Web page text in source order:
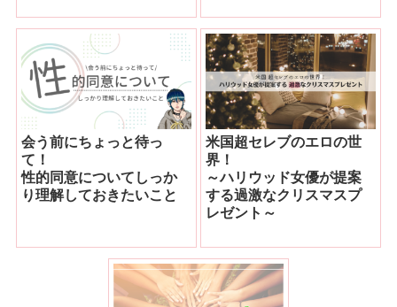
会う前にちょっと待っ
て！
性的同意についてしっか
り理解しておきたいこと
米国超セレブのエロの世
界！
～ハリウッド女優が提案
する過激なクリスマスプ
レゼント～